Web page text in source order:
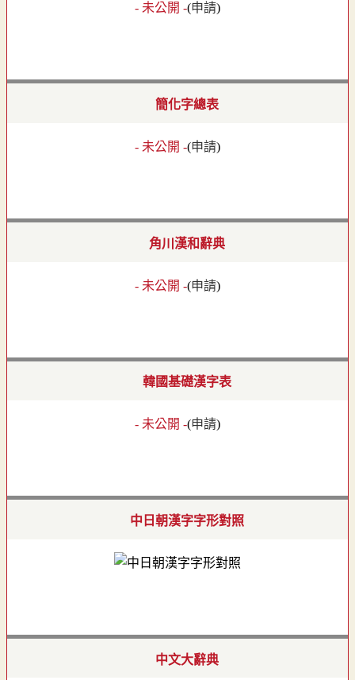
- 未公開 -(申請)
簡化字總表
- 未公開 -(申請)
角川漢和辭典
- 未公開 -(申請)
韓國基礎漢字表
- 未公開 -(申請)
中日朝漢字字形對照
中文大辭典